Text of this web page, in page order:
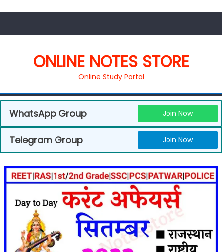
ONLINE NOTES STORE
Online Study Portal
WhatsApp Group Join Now
Telegram Group Join Now